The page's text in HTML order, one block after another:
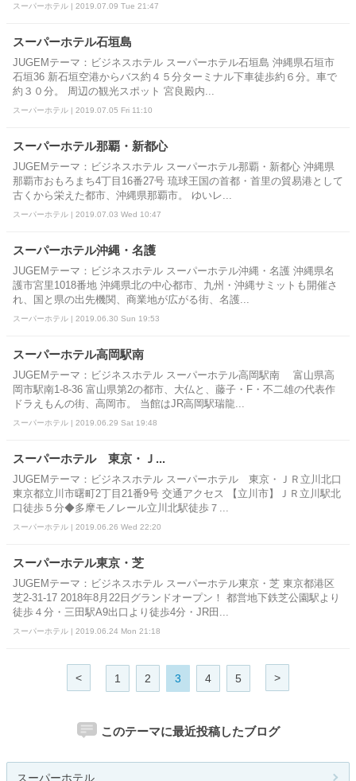
スーパーホテル | 2019.07.09 Tue 21:47
スーパーホテル石垣島
JUGEMテーマ：ビジネスホテル スーパーホテル石垣島 沖縄県石垣市
石垣36 新石垣空港からバス約４５分ターミナル下車徒歩約６分。車で
約３０分。 周辺の観光スポット 宮良殿内...
スーパーホテル | 2019.07.05 Fri 11:10
スーパーホテル那覇・新都心
JUGEMテーマ：ビジネスホテル スーパーホテル那覇・新都心 沖縄県
那覇市おもろまち4丁目16番27号 琉球王国の首都・首里の貿易港として
古くから栄えた都市、沖縄県那覇市。 ゆいレ...
スーパーホテル | 2019.07.03 Wed 10:47
スーパーホテル沖縄・名護
JUGEMテーマ：ビジネスホテル スーパーホテル沖縄・名護 沖縄県名
護市宮里1018番地 沖縄県北の中心都市、九州・沖縄サミットも開催さ
れ、国と県の出先機関、商業地が広がる街、名護...
スーパーホテル | 2019.06.30 Sun 19:53
スーパーホテル高岡駅南
JUGEMテーマ：ビジネスホテル スーパーホテル高岡駅南 富山県高
岡市駅南1-8-36 富山県第2の都市、大仏と、藤子・F・不二雄の代表作
ドラえもんの街、高岡市。 当館はJR高岡駅瑞龍...
スーパーホテル | 2019.06.29 Sat 19:48
スーパーホテル 東京・Ｊ...
JUGEMテーマ：ビジネスホテル スーパーホテル 東京・ＪＲ立川北口
東京都立川市曙町2丁目21番9号 交通アクセス 【立川市】ＪＲ立川駅北
口徒歩５分◆多摩モノレール立川北駅徒歩７...
スーパーホテル | 2019.06.26 Wed 22:20
スーパーホテル東京・芝
JUGEMテーマ：ビジネスホテル スーパーホテル東京・芝 東京都港区
芝2-31-17 2018年8月22日グランドオープン！ 都営地下鉄芝公園駅より
徒歩４分・三田駅A9出口より徒歩4分・JR田...
スーパーホテル | 2019.06.24 Mon 21:18
< 1 2 3 4 5 >
このテーマに最近投稿したブログ
スーパーホテル